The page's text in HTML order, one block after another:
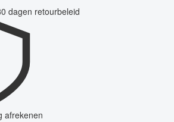
dagen retourbeleid
afrekenen